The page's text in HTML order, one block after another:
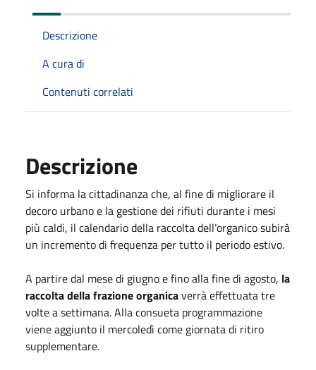
Descrizione
A cura di
Contenuti correlati
Descrizione
Si informa la cittadinanza che, al fine di migliorare il
decoro urbano e la gestione dei rifiuti durante i mesi
più caldi, il calendario della raccolta dell’organico subirà
un incremento di frequenza per tutto il periodo estivo.
A partire dal mesedi giugnoe fino alla finedi agosto, la
raccolta della frazione organicaverrà effettuata tre
volte a settimana. Alla consueta programmazione
viene aggiunto il mercoledì come giornata di ritiro
supplementare.